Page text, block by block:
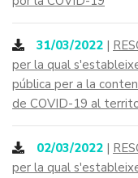
31/03/2022 |
per la qual
pública per a la
de COVID-19 al
02/03/2022 |
per la qual